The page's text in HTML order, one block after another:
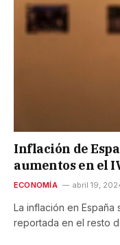
Inflación de
aumentos en el
ECONOMÍA abril 19,
La inflación en
reportada en el resto